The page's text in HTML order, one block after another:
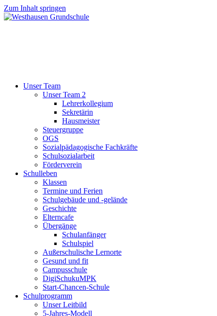
Zum Inhalt springen
Unser Team
Unser Team 2
Lehrerkollegium
Sekretärin
Hausmeister
Steuergruppe
OGS
Sozialpädagogische Fachkräfte
Schulsozialarbeit
Förderverein
Schulleben
Klassen
Termine und Ferien
Schulgebäude und -gelände
Geschichte
Elterncafe
Übergänge
Schulanfänger
Schulspiel
Außerschulische Lernorte
Gesund und fit
Campusschule
DigiSchukuMPK
Start-Chancen-Schule
Schulprogramm
Unser Leitbild
5-Jahres-Modell